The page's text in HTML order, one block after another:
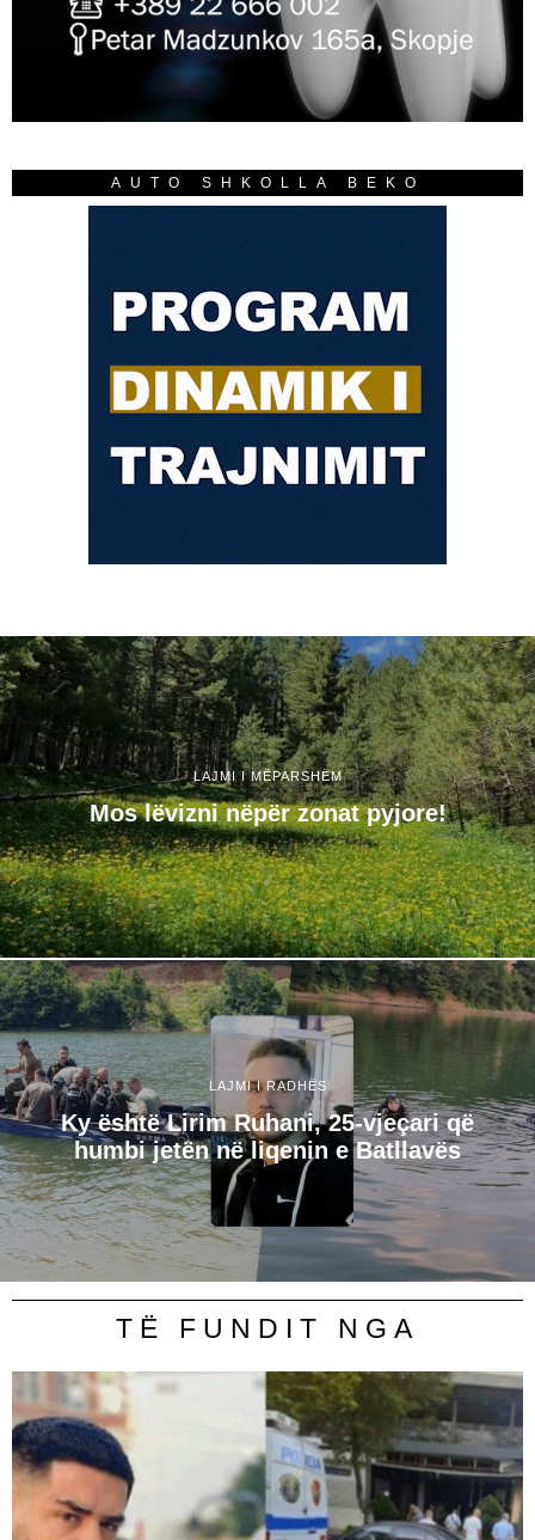
AUTO SHKOLLA BEKO
LAJMI I MËPARSHËM
Mos lëvizni nëpër zonat pyjore!
LAJMI I RADHËS
Ky është Lirim Ruhani, 25-vjeçari që
humbi jetën në liqenin e Batllavës
TË FUNDIT NGA